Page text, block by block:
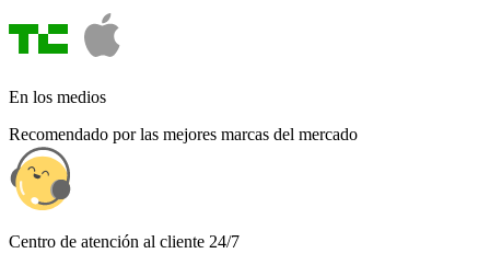
En los medios
Recomendado por las mejores marcas del mercado
Centro de atención al cliente 24/7